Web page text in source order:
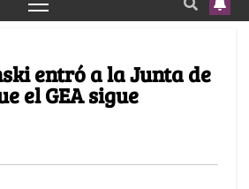
entró a la Junta de
el GEA sigue